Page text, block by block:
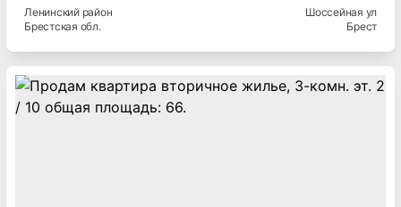
Ленинскийрайон
Брестская обл.
Шоссейная ул
Брест